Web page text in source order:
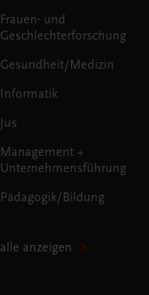
Frauen- und
Geschlechterforschung
Gesundheit/Medizin
Informatik
Jus
Management +
Unternehmensführung
Pädagogik/Bildung
alle anzeigen